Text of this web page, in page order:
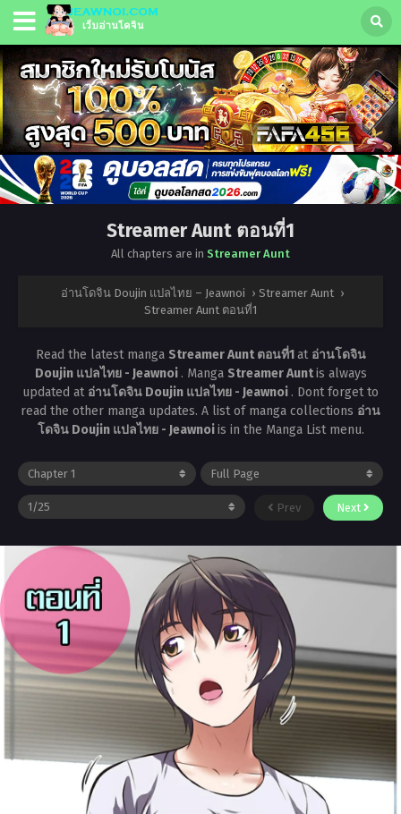
Streamer Aunt ตอนที่1
All chapters are in Streamer Aunt
อ่านโดจิน Doujin แปลไทย – Jeawnoi › Streamer Aunt ›
Streamer Aunt ตอนที่1
Read the latest manga Streamer Aunt ตอนที่1at อ่านโดจิน
Doujin แปลไทย - Jeawnoi . Manga Streamer Auntis always
updated at อ่านโดจิน Doujin แปลไทย - Jeawnoi . Dont forget to
read the other manga updates. A list of manga collections อ่าน
โดจิน Doujin แปลไทย - Jeawnoiis in the Manga List menu.
Prev Next